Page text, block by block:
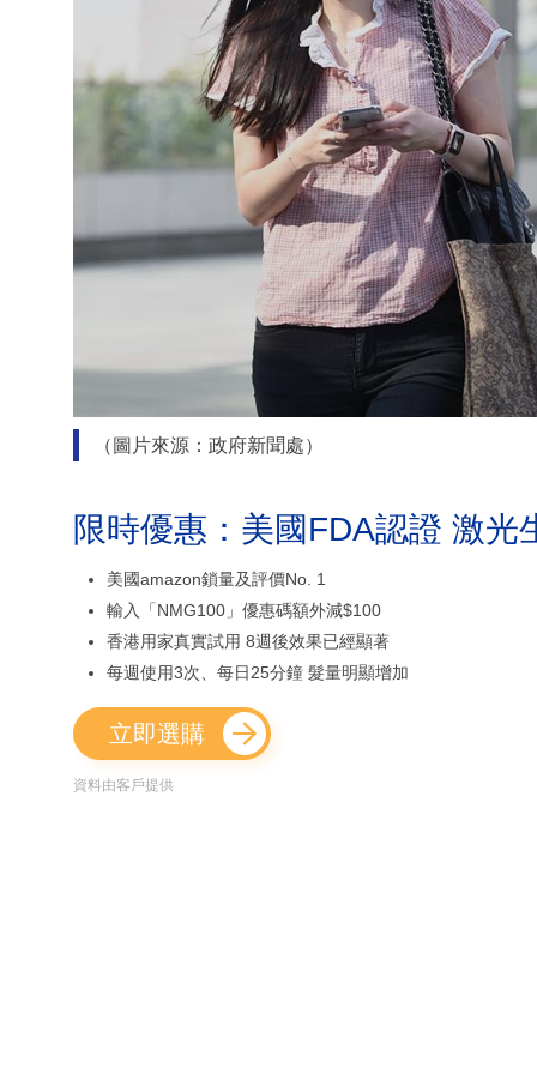
（圖片來源：政府新聞處）
限時優惠：美國FDA認證 激光
美國amazon鎖量及評價No. 1
輸入「NMG100」優惠碼額外減$100
香港用家真實試用 8週後效果已經顯著
每週使用3次、每日25分鐘 髮量明顯增加
立即選購
資料由客戶提供